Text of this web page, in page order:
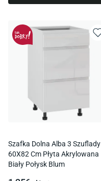
Szafka Dolna Alba 3 Szuflady
60X82 Cm Płyta Akrylowana
Biały Połysk Blum